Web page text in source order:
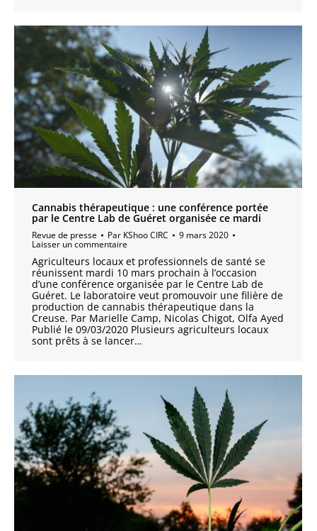
Cannabis thérapeutique : une conférence portée
par le Centre Lab de Guéret organisée ce mardi
Revue de presse Par KShoo CIRC 9 mars 2020
Laisser un commentaire
Agriculteurs locaux et professionnels de santé se
réunissent mardi 10 mars prochain à l’occasion
d’une conférence organisée par le Centre Lab de
Guéret. Le laboratoire veut promouvoir une filière de
production de cannabis thérapeutique dans la
Creuse. Par Marielle Camp, Nicolas Chigot, Olfa Ayed
Publié le 09/03/2020 Plusieurs agriculteurs locaux
sont prêts à se lancer…